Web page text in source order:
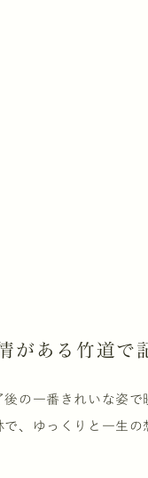
がある竹道で
後の一番きれいな姿で
で、ゆっくりと一生の